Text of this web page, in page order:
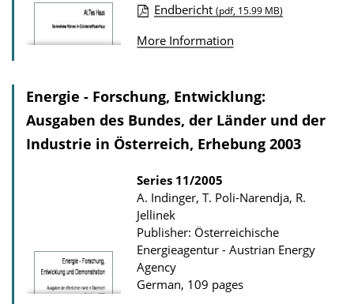
n
D
n
l
o
d
s
u
l
i
c
t
i
o
n
D
o
Endbericht (pdf, 15.99 MB)
More Information
Energie - Forschung, Entwicklung:
Ausgaben des Bundes, der Länder und der
Industrie in Österreich, Erhebung 2003
Series 11/2005
A. Indinger, T. Poli-Narendja, R.
Jellinek
Publisher: Österreichische
Energieagentur - Austrian Energy
Agency
German, 109 pages